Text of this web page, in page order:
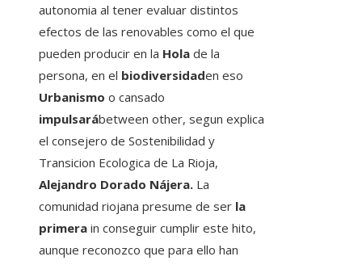
autonomia al tener evaluar distintos
efectos de las renovables como el que
pueden producir en la Hola de la
persona, en el biodiversidaden eso
Urbanismo o cansado
impulsarábetween other, segun explica
el consejero de Sostenibilidad y
Transicion Ecologica de La Rioja,
Alejandro Dorado Nájera. La
comunidad riojana presume de ser la
primera in conseguir cumplir este hito,
aunque reconozco que para ello han